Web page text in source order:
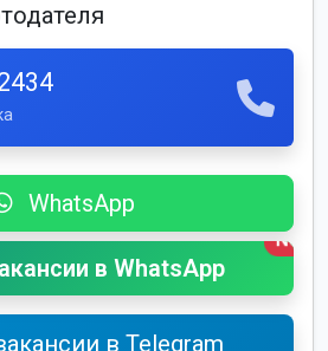
WhatsApp
в WhatsApp
New
в Telegram